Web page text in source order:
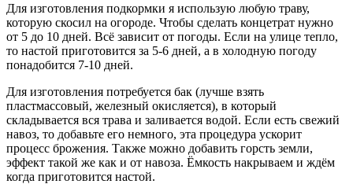
Для изготовления подкормки я использую любую траву,
которую скосил на огороде. Чтобы сделать концетрат нужно
от 5 до 10 дней. Всё зависит от погоды. Если на улице тепло,
то настой приготовится за 5-6 дней, а в холодную погоду
понадобится 7-10 дней.
Для изготовления потребуется бак (лучше взять
пластмассовый, железный окисляется), в который
складывается вся трава и заливается водой. Если есть свежий
навоз, то добавьте его немного, эта процедура ускорит
процесс брожения. Также можно добавить горсть земли,
эффект такой же как и от навоза. Ёмкость накрываем и ждём
когда приготовится настой.